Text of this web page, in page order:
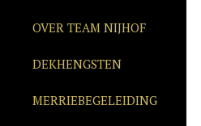
OVER TEAM NIJHOF
DEKHENGSTEN
MERRIEBEGELEIDING